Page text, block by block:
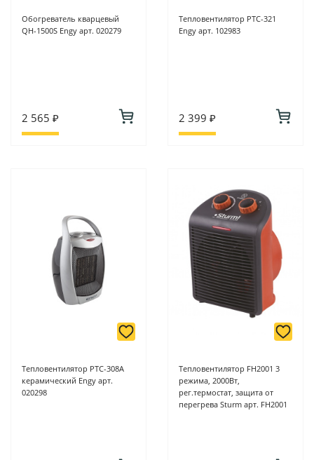
Обогреватель кварцевый
QH-1500S Engy арт. 020279
2 565 ₽
Тепловентилятор PTC-321
Engy арт. 102983
2 399 ₽
Тепловентилятор РТС-308A
керамический Engy арт.
020298
Тепловентилятор FH2001 3
режима, 2000Вт,
рег.термостат, защита от
перегрева Sturm арт. FH2001